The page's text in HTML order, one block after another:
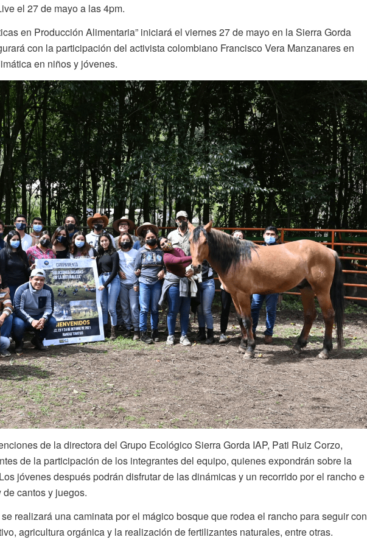
el 27 de mayo a las 4pm.
en Producción Alimentaria” iniciará el viernes 27 de mayo en la Sierra Gorda
con la participación del activista colombiano Francisco Vera Manzanares en
en niños y jóvenes.
de la directora del Grupo Ecológico Sierra Gorda IAP, Pati Ruiz Corzo,
de la participación de los integrantes del equipo, quienes expondrán sobre la
jóvenes después podrán disfrutar de las dinámicas y un recorrido porel rancho e
cantos y juegos.
realizará una caminata por el mágico bosque que rodea el rancho para seguir con
agricultura orgánica y la realización de fertilizantes naturales, entre otras.